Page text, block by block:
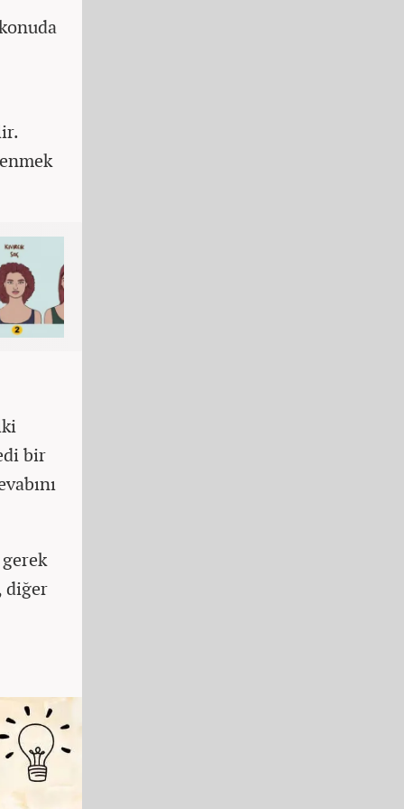
bir
diğer